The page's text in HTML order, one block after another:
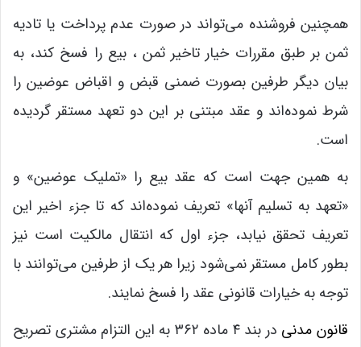
همچنین فروشنده می‌تواند در صورت عدم پرداخت یا تادیه
ثمن بر طبق مقررات خیار تاخیر ثمن ، بیع را فسخ کند، به
بیان دیگر طرفین بصورت ضمنی قبض و اقباض عوضین را
شرط نموده‌اند و عقد مبتنی بر این دو تعهد مستقر گردیده
است.
به همین جهت است که عقد بیع را «تملیک عوضین» و
«تعهد به تسلیم آنها» تعریف نموده‌اند که تا جزء اخیر این
تعریف تحقق نیابد، جزء اول که انتقال مالکیت است نیز
بطور کامل مستقر نمی‌شود زیرا هر یک از طرفین می‌توانند با
توجه به خیارات قانونی عقد را فسخ نمایند.
قانون مدنی
در بند ۴ ماده ۳۶۲ به این التزام مشتری تصریح